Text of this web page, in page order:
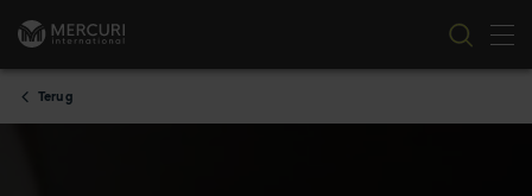
Ga naar inhoud
Terug